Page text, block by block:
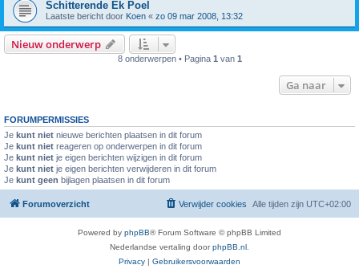
Schitterende Ek Poel
Laatste bericht door Koen « zo 09 mar 2008, 13:32
Nieuw onderwerp
8 onderwerpen • Pagina 1 van 1
Ga naar
FORUMPERMISSIES
Je kunt niet nieuwe berichten plaatsen in dit forum
Je kunt niet reageren op onderwerpen in dit forum
Je kunt niet je eigen berichten wijzigen in dit forum
Je kunt niet je eigen berichten verwijderen in dit forum
Je kunt geen bijlagen plaatsen in dit forum
Forumoverzicht Alle tijden zijn UTC+02:00
Verwijder cookies
Powered by phpBB® Forum Software © phpBB Limited
Nederlandse vertaling doorphpBB.nl
Privacy | Gebruikersvoorwaarden